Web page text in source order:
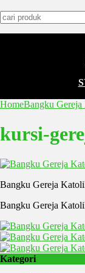
HomeBangku Gereja
kursi-
Bangku Gereja
Bangku Gereja
Kategori